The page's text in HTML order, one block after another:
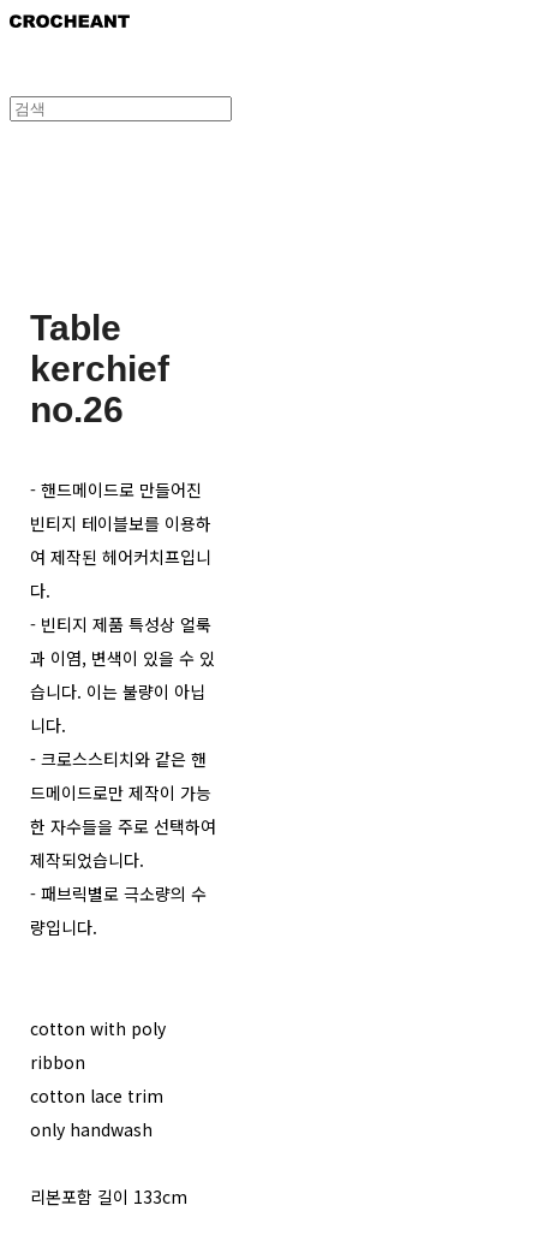
Table
kerchief
no.26
- 핸드메이드로 만들어진
빈티지 테이블보를 이용하
여 제작된 헤어커치프입니
다.
- 빈티지 제품 특성상 얼룩
과 이염, 변색이 있을 수 있
습니다. 이는 불량이 아닙
니다.
- 크로스스티치와 같은 핸
드메이드로만 제작이 가능
한 자수들을 주로 선택하여
제작되었습니다.
- 패브릭별로 극소량의 수
량입니다.
cotton with poly
ribbon
cotton lace trim
only handwash
리본포함 길이 133cm